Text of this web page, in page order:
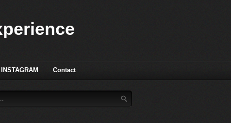
INSTAGRAM Contact